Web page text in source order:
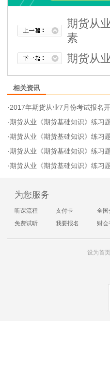
期货从
素
期货从
相关资讯
·2017年期货从业7月份考试报名
·期货从业《期货基础知识》练习
·期货从业《期货基础知识》练习
·期货从业《期货基础知识》练习题
·期货从业《期货基础知识》练习
为您服务
听课流程 支付卡 全国
免费试听
我要报名 财会
设为首页